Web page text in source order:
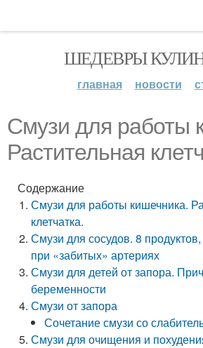
ШЕДЕВРЫ
главная новости
Смузи для работы
Растительная
Содержание
Смузи для работы кишечника.
клетчатка.
Смузи для сосудов. 8
при «забитых» артериях
Смузи для детей от запора.
беременности
Смузи от запора
Сочетание смузи со
Смузи для очищения и